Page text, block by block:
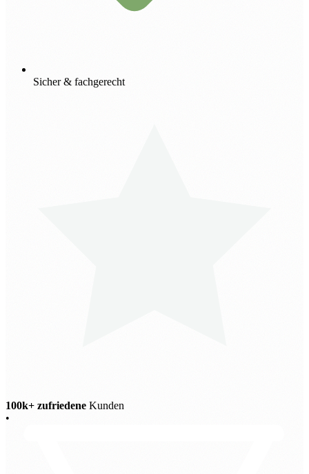
Sicher & fachgerecht
100k+ zufriedene Kunden
•